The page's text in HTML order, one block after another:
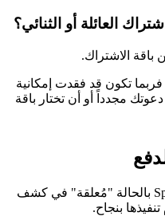
العائلة أو الثنائي؟
باقة الاشتراك.
تكون قد فقدت إمكانية
مجدداً أو أن تختار باقة
في حالة تحديد عملية الدفع في Spotify بالحالة "مُعلقة" في كشف
بنجاح.